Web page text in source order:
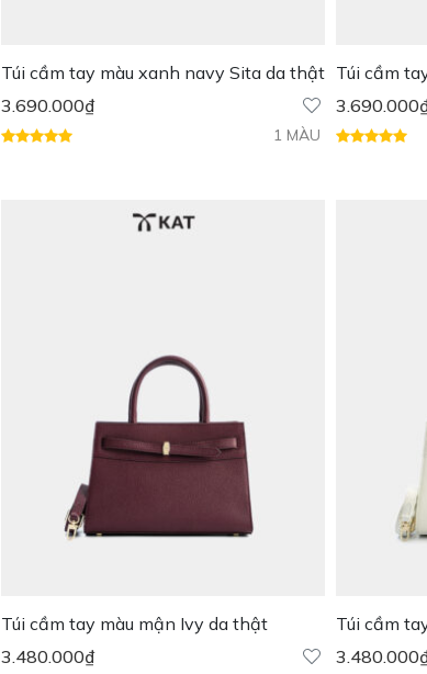
Túi cầm tay màu xanh navy Sita da thật
3.690.000₫
1 MÀU
Túi cầm
3.690.000
Túi cầm tay màu mận Ivy da thật
3.480.000₫
Túi cầm
3.480.000